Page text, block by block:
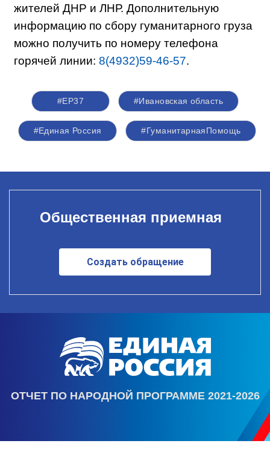
жителей ДНР и ЛНР. Дополнительную
информацию по сбору гуманитарного груза
можно получить по номеру телефона
горячей линии: 8(4932)59-46-57.
#ЕР37 #Ивановская область
#Единая Россия #ГуманитарнаяПомощь
Общественная приемная
Создать обращение
ОТЧЕТ ПО НАРОДНОЙ ПРОГРАММЕ 2021-2026